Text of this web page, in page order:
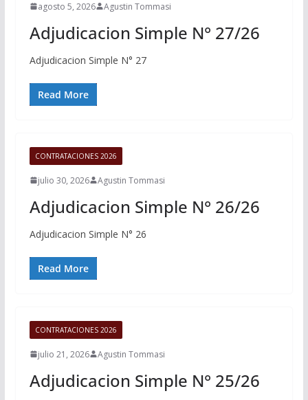
agosto 5, 2026 Agustin Tommasi
Adjudicacion Simple N° 27/26
Adjudicacion Simple N° 27
Read More
CONTRATACIONES 2026
julio 30, 2026 Agustin Tommasi
Adjudicacion Simple N° 26/26
Adjudicacion Simple N° 26
Read More
CONTRATACIONES 2026
julio 21, 2026 Agustin Tommasi
Adjudicacion Simple N° 25/26